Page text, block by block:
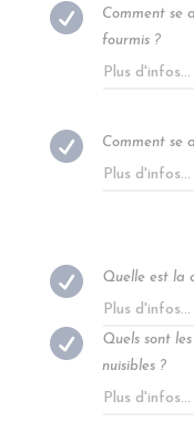

Comment se
fourmis ?
Plus d'infos...
 Comment se
Plus d'infos...
 Quelle est la
Plus d'infos...

Quels sont
nuisibles ?
Plus d'infos...